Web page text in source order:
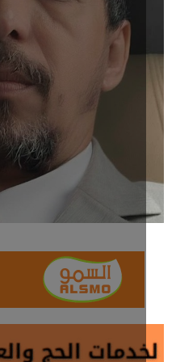
ثقافة وفن
التقارير والحوارات
مؤسسة حدث اليوم
تكنولوجيا وسيارات